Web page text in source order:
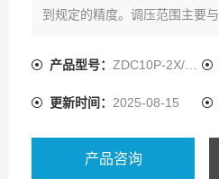
到规定的精度。调压范围主要
产品型号： ZDC10P-2X/XJM
更新时间： 2025-08-15
产品咨询